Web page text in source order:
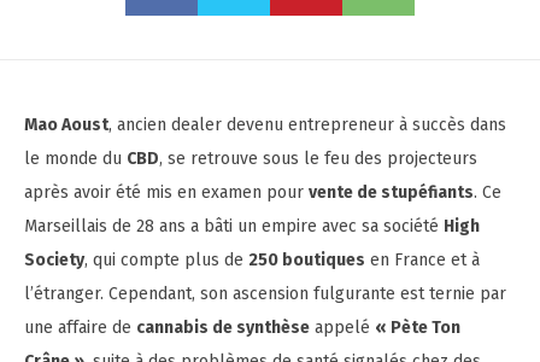
Mao Aoust, ancien dealer devenu entrepreneur à succès dans
le monde du CBD, se retrouve sous le feu des projecteurs
après avoir été mis en examen pour vente de stupéfiants. Ce
Marseillais de 28 ans a bâti un empire avec sa société High
Society, qui compte plus de 250 boutiques en France et à
l’étranger. Cependant, son ascension fulgurante est ternie par
une affaire de cannabis de synthèse appelé « Pète Ton